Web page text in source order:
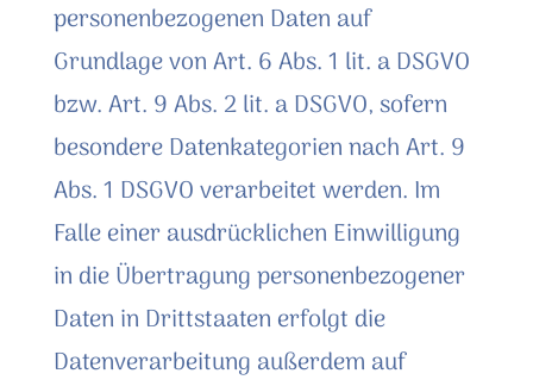
personenbezogenen Daten auf
Grundlage von Art. 6 Abs. 1 lit. a DSGVO
bzw. Art. 9 Abs. 2 lit. a DSGVO, sofern
besondere Datenkategorien nach Art. 9
Abs. 1 DSGVO verarbeitet werden. Im
Falle einer ausdrücklichen Einwilligung
in die Übertragung personenbezogener
Daten in Drittstaaten erfolgt die
Datenverarbeitung außerdem auf